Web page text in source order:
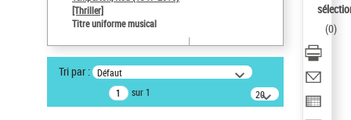
Auteur d’œuvre
Type de notice d'autorité
Titre uniforme musical
Pays
[Thriller]
Titre uniforme musical
Tri par : Défaut
sur 1
20
résultats/page
(0)